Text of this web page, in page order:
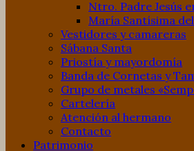
Ntro. Padre Jesús
María Santísima
Vestidores y camareras
Sábana Santa
Priostía y mayordomía
Banda de Cornetas y
Grupo de metales
Cartelería
Atención al hermano
Contacto
Patrimonio